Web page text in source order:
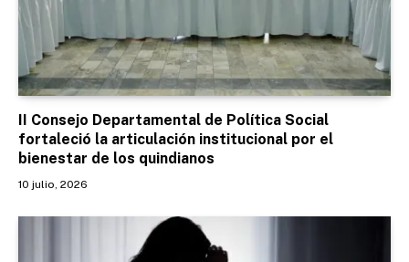
II Consejo Departamental de Política Social
fortaleció la articulación institucional por el
bienestar de los quindianos
10 julio, 2026